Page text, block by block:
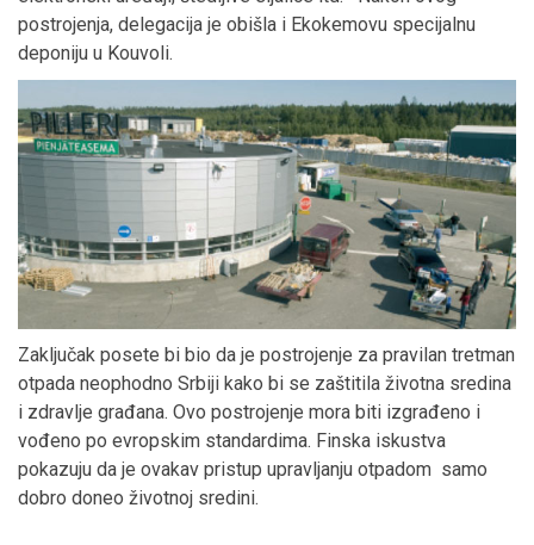
postrojenja, delegacija je obišla i Ekokemovu specijalnu
deponiju u Kouvoli.
Zaključak posete bi bio da je postrojenje za pravilan tretman
otpada neophodno Srbiji kako bi se zaštitila životna sredina
i zdravlje građana. Ovo postrojenje mora biti izgrađeno i
vođeno po evropskim standardima. Finska iskustva
pokazuju da je ovakav pristup upravljanju otpadom samo
dobro doneo životnoj sredini.